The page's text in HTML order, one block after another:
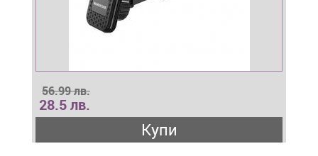
56.99 лв.
28.5 лв.
Купи